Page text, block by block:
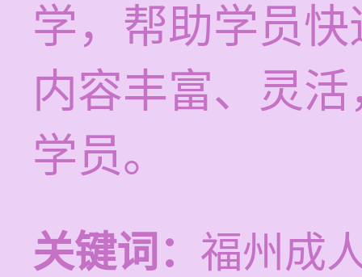
学，帮助学员
内容丰富、灵
学员。
关键词： 福州成